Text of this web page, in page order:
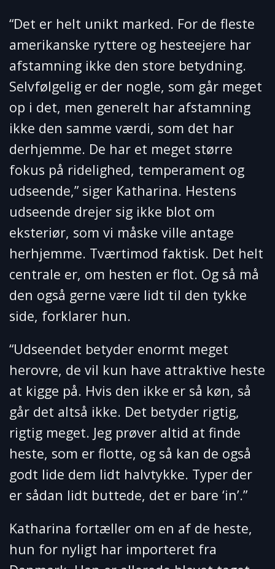
“Det er helt unikt marked. For de fleste
amerikanske ryttere og hesteejere har
afstamning ikke den store betydning.
Selvfølgelig er der nogle, som går meget
op i det, men generelt har afstamning
ikke den samme værdi, som det har
derhjemme. De har et meget større
fokus på ridelighed, temperament og
udseende,” siger Katharina. Hestens
udseende drejer sig ikke blot om
eksteriør, som vi måske ville antage
herhjemme. Tværtimod faktisk. Det helt
centrale er, om hesten er flot. Og så må
den også gerne være lidt til den tykke
side, forklarer hun.
“Udseendet betyder enormt meget
herovre, de vil kun have attraktive heste
at kigge på. Hvis den ikke er så køn, så
går det altså ikke. Det betyder rigtig,
rigtig meget. Jeg prøver altid at finde
heste, som er flotte, og så kan de også
godt lide dem lidt halvtykke. Typer der
er sådan lidt buttede, det er bare ‘in’.”
Katharina fortæller om en af de heste,
hun for nyligt har importeret fra